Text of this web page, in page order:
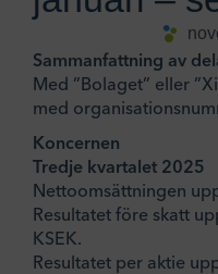
Sammanfattning av
Med ”Bolaget” eller
med
Koncernen
Tredje kvartalet 2025
Nettoomsättningen
Resultatet före skatt
KSEK.
Resultatet per aktie